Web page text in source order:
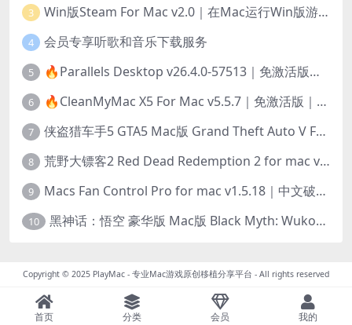
3 Win版Steam For Mac v2.0｜在Mac运行Win版游戏！｜升级GPTK4.0支持！
4 会员专享听歌和音乐下载服务
5 🔥Parallels Desktop v26.4.0-57513｜免激活版｜在Mac上安装Windows/Linux等系统[赠Windows激活]
6 🔥CleanMyMac X5 For Mac v5.5.7｜免激活版｜macOS系统优化/清理神器
7 侠盗猎车手5 GTA5 Mac版 Grand Theft Auto V For Mac｜中文破解版
8 荒野大镖客2 Red Dead Redemption 2 for mac v1436.28｜中文移植版｜最好玩的开放世界游戏
9 Macs Fan Control Pro for mac v1.5.18｜中文破解版｜风扇监控与控制工具
10 黑神话：悟空 豪华版 Mac版 Black Myth: Wukong For Mac v1.0.21.23831｜国语中文移植版｜仅限终身VIP交流学习｜含Mac+Win版
Copyright © 2025 PlayMac - 专业Mac游戏原创移植分享平台 - All rights reserved
首页 分类 会员 我的